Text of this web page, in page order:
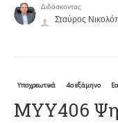
Διδάσκοντας
Σταύρος
Υποχρεωτικά 4ο εξάμηνο
ΜΥΥ406